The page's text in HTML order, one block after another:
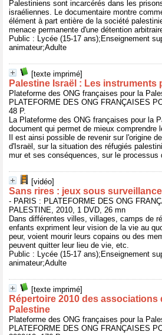
Palestiniens sont incarcérés dans les
israéliennes. Le documentaire montre
élément à part entière de la société
menace permanente d'une détention
Public : Lycée (15-17 ans);Enseignement
animateur;Adulte
[texte imprimé]
Palestine Israël : Les instruments
Plateforme des ONG françaises pour la
PLATEFORME DES ONG FRANÇAISES
48 P.
La Plateforme des ONG françaises pour la
document qui permet de mieux comprendre
Il est ainsi possible de revenir sur l'origine
d'Israël, sur la situation des réfugiés
mur et ses conséquences, sur le processus
[vidéo]
Sans rires : jeux sous surveillance
- PARIS : PLATEFORME DES ONG
PALESTINE, 2010, 1 DVD, 26 mn
Dans différentes villes, villages, camps de
enfants expriment leur vision de la vie au
peur, voient mourir leurs copains ou des
peuvent quitter leur lieu de vie, etc.
Public : Lycée (15-17 ans);Enseignement
animateur;Adulte
[texte imprimé]
Répertoire 2010 des associations
Palestine
Plateforme des ONG françaises pour la
PLATEFORME DES ONG FRANÇAISES